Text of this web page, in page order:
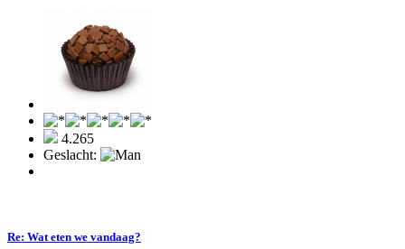
4.265
Geslacht:
Re: Wat eten we vandaag?